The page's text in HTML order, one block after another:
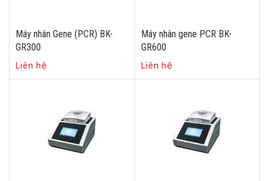
Máy nhân Gene (PCR) BK-
GR300
Liên hệ
Máy nhân gene PCR BK-
GR600
Liên hệ